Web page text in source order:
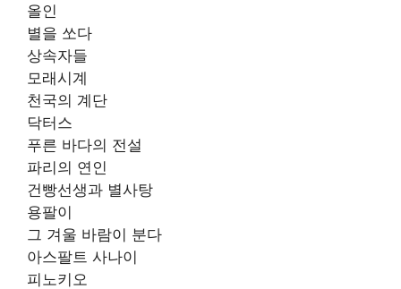
올인
별을 쏘다
상속자들
모래시계
천국의 계단
닥터스
푸른 바다의 전설
파리의 연인
건빵선생과 별사탕
용팔이
그 겨울 바람이 분다
아스팔트 사나이
피노키오